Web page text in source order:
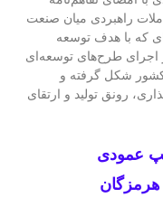
راهبردی میان صنعت
که با هدف توسعه
اجرای طرح‌های توسعه‌ای
شکل گرفته و
رونق تولید و ارتقای
عمودی
هرمزگان